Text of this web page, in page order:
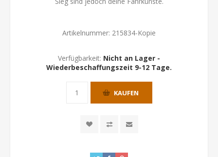
Artikelnummer: 215834-Kopie
Verfügbarkeit: Nicht an Lager -
Wiederbeschaffungszeit 9-12 Tage.
KAUFEN